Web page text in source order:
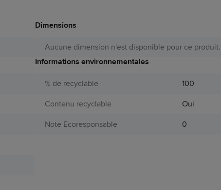
Dimensions
Aucune dimension n'est disponible pour ce produit.
Informations environnementales
% de recyclable
100
Contenu recyclable
Oui
Note Ecoresponsable
0